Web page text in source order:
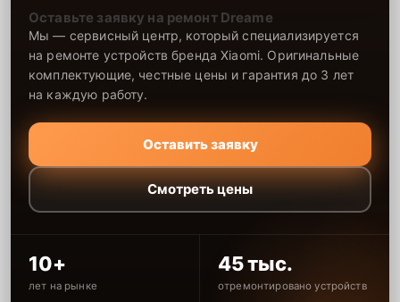
Оставьте заявку на ремонт Dreame
Мы — сервисный центр, который специализируется
на ремонте устройств бренда Xiaomi. Оригинальные
комплектующие, честные цены и гарантия до 3 лет
на каждую работу.
Оставить заявку
Смотреть цены
10+
лет на рынке
45 тыс.
отремонтировано устройств